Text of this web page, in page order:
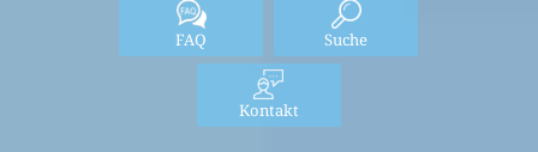
FAQ Suche
Kontakt